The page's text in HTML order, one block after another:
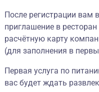
После регистрации
приглашение в
расчётную карту
(для заполнения в
Первая услуга по
вас будет ждать